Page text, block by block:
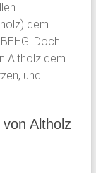
dem
Doch
Altholz dem
und
Altholz